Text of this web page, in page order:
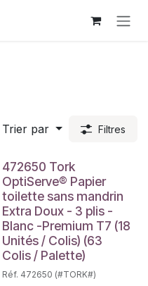
Trier par Filtres
472650 Tork
OptiServe® Papier
toilette sans mandrin
Extra Doux - 3 plis -
Blanc -Premium T7 (18
Unités / Colis) (63
Colis / Palette)
Réf. 472650 (#TORK#)